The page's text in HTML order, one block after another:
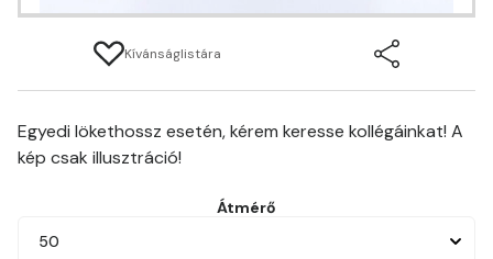
Kívánságlistára
Egyedi lökethossz esetén, kérem keresse kollégáinkat! A
kép csak illusztráció!
Átmérő
50